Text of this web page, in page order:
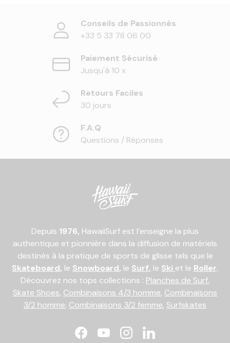
Conseils de Passionnés
+33 5 33 78 06 00
Paiement Sécurisé
Jusqu'à 10 x
Retours Faciles
30 jours
F.A.Q
Questions / Réponses
Depuis 1976, HawaiiSurf est l’enseigne la plus
authentique et pionnière dans la diffusion de matériels
destinés à la pratique de sports de glisse tels que le
Skateboard, le Snowboard, le Surf, le Ski et le Roller.
Découvrez nos tops collections : Planches de Surf,
Skate Shoes, Combinaisons 4/3 homme, Combinaisons
3/2 homme, Combinaisons 3/2 femme, Surfskates
FacebookYouTubeInstagramLinkedIn